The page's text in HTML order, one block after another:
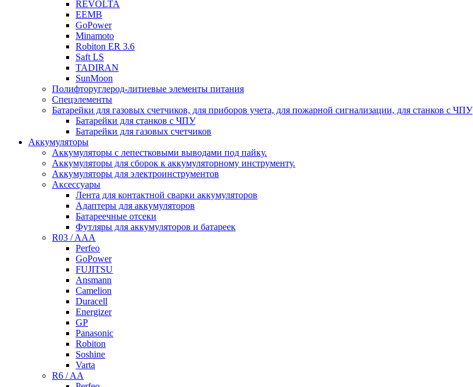
REVOLTA
EEMB
GoPower
Minamoto
Robiton ER 3.6
Saft LS
TADIRAN
SunMoon
Полифторуглерод-литиевые элементы питания
Спецэлементы
Батарейки для газовых счетчиков, для приборов учета, для пожарной сигнализации, для станков с ЧПУ
Батарейки для станков с ЧПУ
Батарейки для газовых счетчиков
Аккумуляторы
Аккумуляторы с лепестковыми выводами под пайку.
Аккумуляторы для сборок к аккумуляторному инструменту.
Аккумуляторы для электроинструментов
Аксессуары
Лента для контактной сварки аккумуляторов
Адаптеры для аккумуляторов
Батареечные отсеки
Футляры для аккумуляторов и батареек
R03 / AAA
Perfeo
GoPower
FUJITSU
Ansmann
Camelion
Duracell
Energizer
GP
Panasonic
Robiton
Soshine
Varta
R6 / AA